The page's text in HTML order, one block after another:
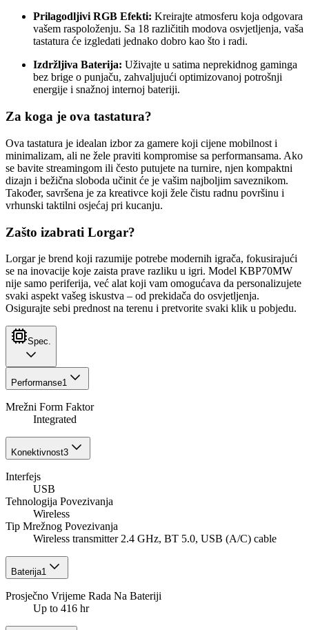
Prilagodljivi RGB Efekti: Kreirajte atmosferu koja odgovara
vašem raspoloženju. Sa 18 različitih modova osvjetljenja, vaša
tastatura će izgledati jednako dobro kao što i radi.
Izdržljiva Baterija: Uživajte u satima neprekidnog gaminga
bez brige o punjaču, zahvaljujući optimizovanoj potrošnji
energije i snažnoj internoj bateriji.
Za koga je ova tastatura?
Ova tastatura je idealan izbor za gamere koji cijene mobilnost i
minimalizam, ali ne žele praviti kompromise sa performansama. Ako
se bavite streamingom ili često putujete na turnire, njen kompaktni
dizajn i bežična sloboda učinit će je vašim najboljim saveznikom.
Također, savršena je za kreativce koji žele čistu radnu površinu i
vrhunski taktilni osjećaj pri kucanju.
Zašto izabrati Lorgar?
Lorgar je brend koji razumije potrebe modernih igrača, fokusirajući
se na inovacije koje zaista prave razliku u igri. Model KBP70MW
nije samo periferija, već alat koji vam omogućava da personalizujete
svaki aspekt vašeg iskustva – od prekidača do osvjetljenja.
Osigurajte sebi prednost na terenu i pretvorite svaki klik u pobjedu.
Spec.
Performanse1
Mrežni Form Faktor
Integrated
Konektivnost3
Interfejs
USB
Tehnologija Povezivanja
Wireless
Tip Mrežnog Povezivanja
Wireless transmitter 2.4 GHz, BT 5.0, USB (A/C) cable
Baterija1
Prosječno Vrijeme Rada Na Bateriji
Up to 416 hr